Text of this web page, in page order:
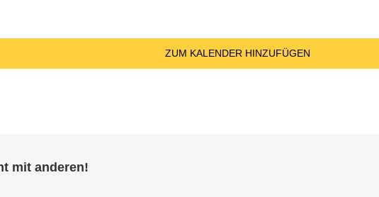
ZUM KALENDER HINZUFÜGEN
mit anderen!